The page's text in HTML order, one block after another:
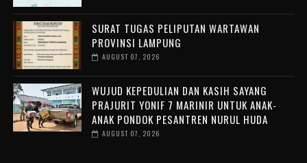
SURAT TUGAS PELIPUTAN WARTAWAN
PROVINSI LAMPUNG
AUGUST 07, 2026
WUJUD KEPEDULIAN DAN KASIH SAYANG
PRAJURIT YONIF 7 MARINIR UNTUK ANAK-
ANAK PONDOK PESANTREN NURUL HUDA ‎
AUGUST 07, 2026